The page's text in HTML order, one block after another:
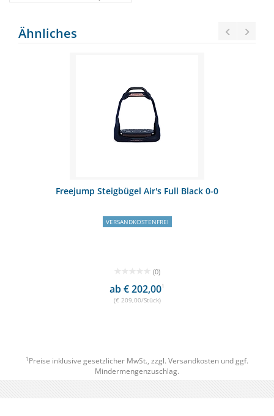
Ähnliches
Freejump Steigbügel Air's Full Black 0-0
VERSANDKOSTENFREI
(0)
ab € 202,001
(€ 209,00/Stück)
1 Preise inklusive gesetzlicher MwSt., zzgl. Versandkosten und ggf.
Mindermengenzuschlag.